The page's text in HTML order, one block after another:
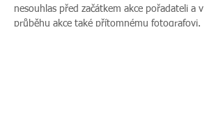
nesouhlas před začátkem akce pořadateli a v
průběhu akce také přítomnému fotografovi.